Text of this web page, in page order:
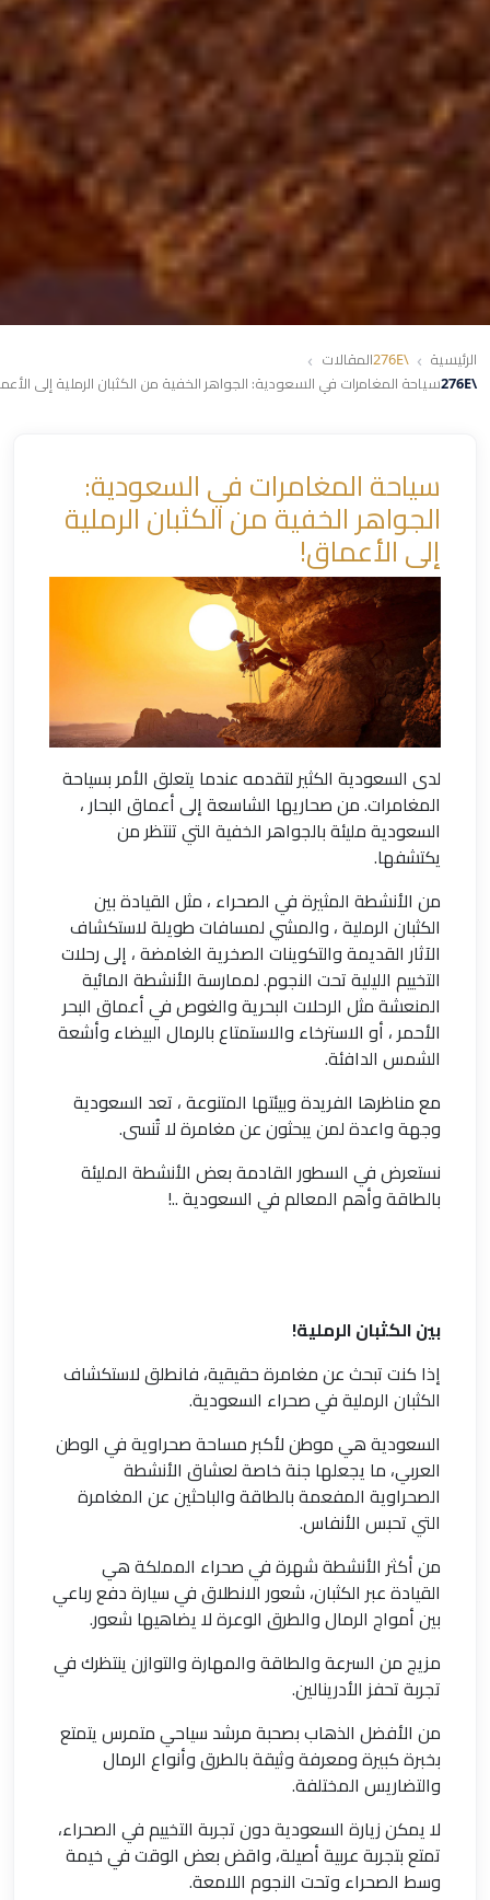
الرئيسية
المقالات
سياحة المغامرات في السعودية: الجواهر الخفية من الكثبان الرملية إلى
سياحة المغامرات في السعودية:
الجواهر الخفية من الكثبان الرملية
إلى الأعماق!
لدى السعودية الكثير لتقدمه عندما يتعلق الأمر بسياحة
المغامرات. من صحاريها الشاسعة إلى أعماق البحار ،
السعودية مليئة بالجواهر الخفية التي تنتظر من
يكتشفها.
من الأنشطة المثيرة في الصحراء ، مثل القيادة بين
الكثبان الرملية ، والمشي لمسافات طويلة لاستكشاف
الآثار القديمة والتكوينات الصخرية الغامضة ، إلى رحلات
التخييم الليلية تحت النجوم. لممارسة الأنشطة المائية
المنعشة مثل الرحلات البحرية والغوص في أعماق البحر
الأحمر ، أو الاسترخاء والاستمتاع بالرمال البيضاء وأشعة
الشمس الدافئة.
مع مناظرها الفريدة وبيئتها المتنوعة ، تعد السعودية
وجهة واعدة لمن يبحثون عن مغامرة لا تُنسى.
نستعرض في السطور القادمة بعض الأنشطة المليئة
بالطاقة وأهم المعالم في السعودية ..!
بين الكثبان الرملية!
إذا كنت تبحث عن مغامرة حقيقية، فانطلق لاستكشاف
الكثبان الرملية في صحراء السعودية.
السعودية هي موطن لأكبر مساحة صحراوية في الوطن
العربي، ما يجعلها جنة خاصة لعشاق الأنشطة
الصحراوية المفعمة بالطاقة والباحثين عن المغامرة
التي تحبس الأنفاس.
من أكثر الأنشطة شهرة في صحراء المملكة هي
القيادة عبر الكثبان، شعور الانطلاق في سيارة دفع رباعي
بين أمواج الرمال والطرق الوعرة لا يضاهيها شعور.
مزيج من السرعة والطاقة والمهارة والتوازن ينتظرك في
تجربة تحفز الأدرينالين.
من الأفضل الذهاب بصحبة مرشد سياحي متمرس يتمتع
بخبرة كبيرة ومعرفة وثيقة بالطرق وأنواع الرمال
والتضاريس المختلفة.
لا يمكن زيارة السعودية دون تجربة التخييم في الصحراء،
تمتع بتجربة عربية أصيلة، واقض بعض الوقت في خيمة
وسط الصحراء وتحت النجوم اللامعة.